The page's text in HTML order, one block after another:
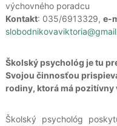
výchovného poradcu
Kontakt: 035/6913329, e-
Školský psychológ je tu
Svojou činnosťou
rodiny, ktorá má pozitívny
Školský psychológ